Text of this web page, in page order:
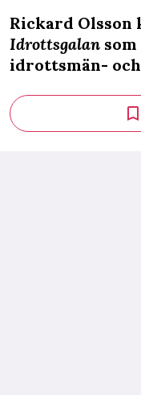
Rickard Olsson
Idrottsgalan
idrottsmän-